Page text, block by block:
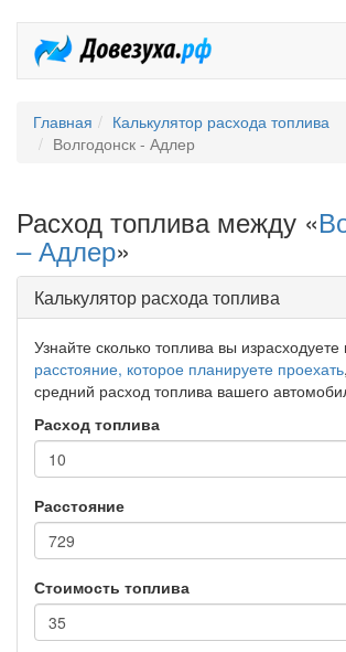
Главная
Калькулятор расхода топлива
Волгодонск - Адлер
Расход топлива между «
– Адлер»
Калькулятор расхода топлива
Узнайте сколько топлива вы израсходуете
расстояние, которое планируете проехать
средний расход топлива вашего
Расход топлива
Расстояние
Стоимость топлива